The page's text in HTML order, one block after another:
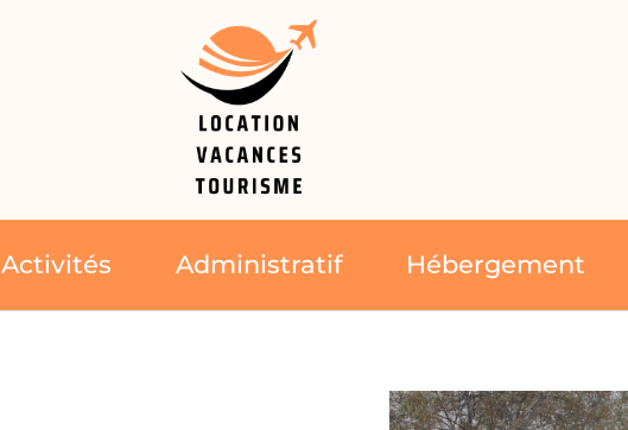
Activités Administratif Hébergement